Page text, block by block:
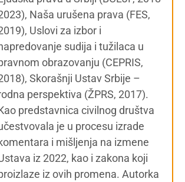
Naša urušena prava (FES,
Uslovi za izbor i
sudija i tužilaca u
obrazovanju (CEPRIS,
Skorašnji Ustav Srbije –
perspektiva (ŽPRS, 2017).
predstavnica civilnog društva
je u procesu izrade
komentara i mišljenja na izmene
iz 2022, kao i zakona koji
iz ovih promena. Autorka